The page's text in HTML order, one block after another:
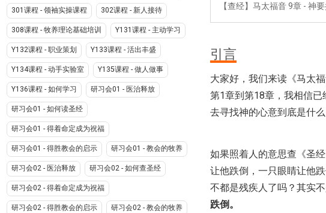
301课程 - 领袖实操课程 302课程 - 新人接待
308课程 - 牧养理论基础培训 Y131课程 - 主动学习
Y132课程 - 职业策划 Y133课程 - 活出丰盛
Y134课程 - 动手实验室 Y135课程 - 做人做事
Y136课程 - 如何学习 研习会01 - 医治释放
研习会01 - 如何读圣经
研习会01 - 得着命定成为祝福
研习会01 - 得胜教会的启示 研习会01 - 教会的牧养
研习会02 - 医治释放 研习会02 - 如何查圣经
研习会02 - 得着命定成为祝福
研习会02 - 得胜教会的启示 研习会02 - 教会的牧养
【查经】马太福音 9章 - 神
引言
大家好，我们来读《马太
第1章到第18章，我相信
去寻找神的心意到底是什
如果照着人的意思查《圣
让他跌倒，一只眼睛让他
不都是残疾人了吗？其实
跌倒。